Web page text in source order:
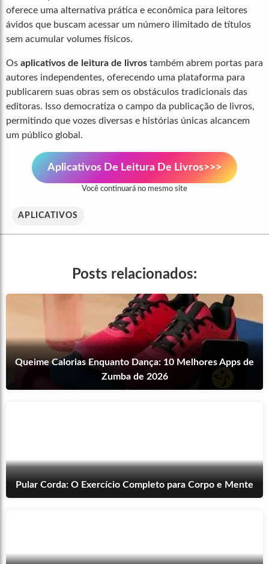
oferece uma alternativa prática e econômica para leitores
ávidos que buscam acessar um número ilimitado de títulos
sem acumular volumes físicos.
Os aplicativos de leitura de livros também abrem portas para
autores independentes, oferecendo uma plataforma para
publicarem suas obras sem os obstáculos tradicionais das
editoras. Isso democratiza o campo da publicação de livros,
permitindo que vozes diversas e histórias únicas alcancem
um público global.
Aplicativos De Leitura De Livros>>>
Você continuará no mesmo site
APLICATIVOS
Posts relacionados:
Queime Calorias Enquanto Dança: 10 Melhores Apps de
Zumba de 2026
Pular Corda: O Exercício Completo para Corpo e Mente